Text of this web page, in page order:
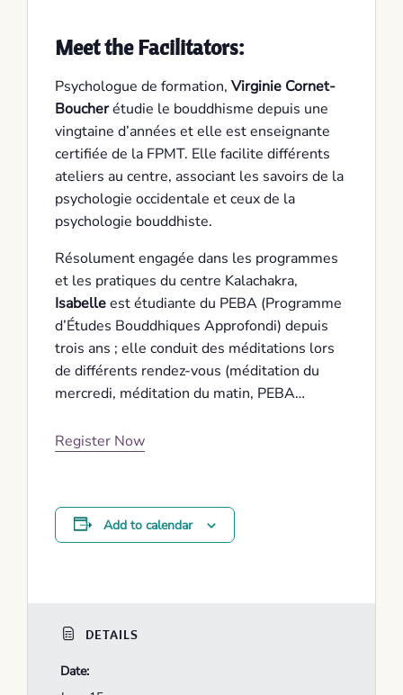
Meet the Facilitators:
Psychologue de formation, Virginie Cornet-
Boucherétudie le bouddhisme depuis une
vingtaine d’années et elle est enseignante
certifiée de la FPMT. Elle facilite différents
ateliers au centre, associant les savoirs de la
psychologie occidentale et ceux de la
psychologie bouddhiste.
Résolument engagée dans les programmes
et les pratiques du centre Kalachakra,
Isabelleest étudiante du PEBA (Programme
d’Études Bouddhiques Approfondi) depuis
trois ans ; elle conduit des méditations lors
de différents rendez-vous (méditation du
mercredi, méditation du matin, PEBA…
Register Now
Add to calendar
DETAILS
Date: